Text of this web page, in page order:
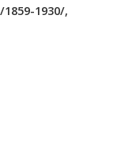
1930/,